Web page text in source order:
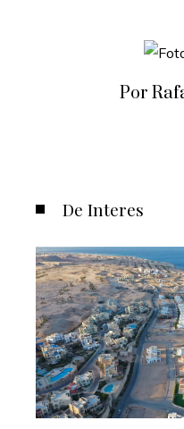
Por
De Interes